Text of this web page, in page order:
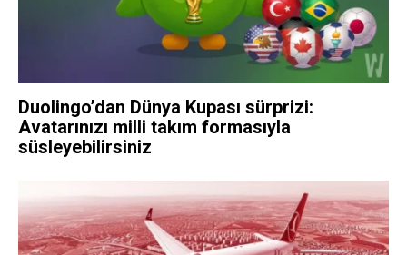
Duolingo’dan Dünya Kupası sürprizi:
Avatarınızı milli takım formasıyla
süsleyebilirsiniz